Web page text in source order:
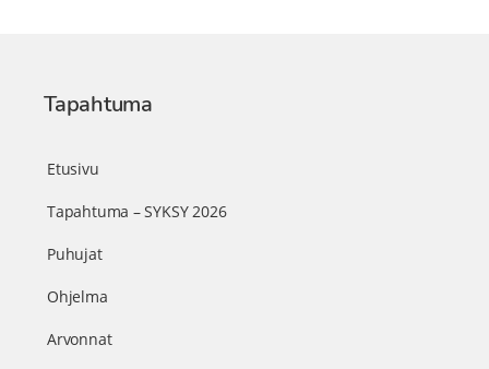
Tapahtuma
Etusivu
Tapahtuma – SYKSY 2026
Puhujat
Ohjelma
Arvonnat